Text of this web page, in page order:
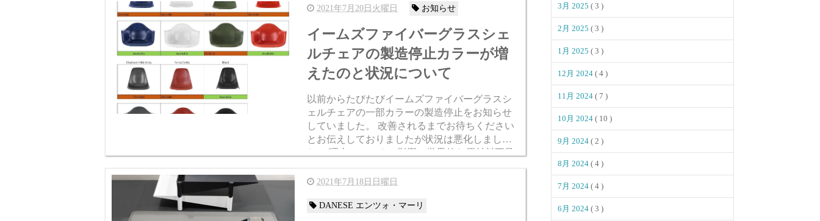
ザ...2021年7月20日火曜日 お知らせ
イームズファイバーグラスシェ
ルチェアの製造停止カラーが増
えたのと状況について
以前からたびたびイームズファイバーグラスシ
ェルチェアの一部カラーの製造停止をお知らせ
していました。 改善されるまでお待ちください
とお伝えしておりましたが状況は悪化しまし
た。 理由はコロナの影響で世界的な原材料不足
が起きており、ファイバーグラスチェアに関し
ては特に大きな影響を受けて...
2021年7月18日日曜日
DANESE エンツォ・マーリ
3月 2025 ( 3 )
2月 2025 ( 3 )
1月 2025 ( 3 )
12月 2024 ( 4 )
11月 2024 ( 7 )
10月 2024 ( 10 )
9月 2024 ( 2 )
8月 2024 ( 4 )
7月 2024 ( 4 )
6月 2024 ( 3 )